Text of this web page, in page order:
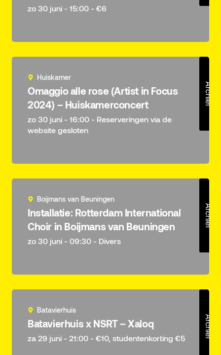
zo 30 juni - 15:00 - €6
Archief
Huiskamer
Omaggio alle rose (Artist in Focus
2024) – Huiskamerconcert
zo 30 juni - 16:00 - Reserveringen via de
website gesloten
Archief
Boijmans van Beuningen
Installatie: Rotterdam International
Choir in Boijmans van Beuningen
zo 30 juni - 09:30 - Divers
Archief
Batavierhuis
Batavierhuis x NSRT – Xaloq
za 29 juni - 21:00 - €10, studentenkorting €5